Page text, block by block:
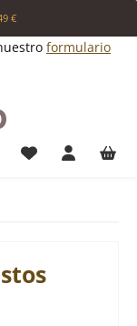
€
formulario
Tienes 0